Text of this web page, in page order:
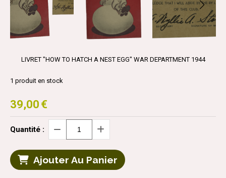
LIVRET "HOW TO HATCH A NEST EGG" WAR DEPARTMENT 1944
39,00 €
1 produit en stock
Quantité :
Ajouter Au Panier